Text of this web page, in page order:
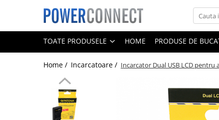
Toate Produsele
Sisteme filtrare apa
Sisteme filtrare apa
TOATE PRODUSELE HOME PRODUSE DE
Home / Incarcatoare / Incarcator Dual USB LCD pentru